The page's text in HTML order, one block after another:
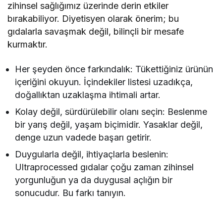
zihinsel sağlığımız üzerinde derin etkiler
bırakabiliyor. Diyetisyen olarak önerim; bu
gıdalarla savaşmak değil, bilinçli bir mesafe
kurmaktır.
Her şeyden önce farkındalık: Tükettiğiniz ürünün
içeriğini okuyun. İçindekiler listesi uzadıkça,
doğallıktan uzaklaşma ihtimali artar.
Kolay değil, sürdürülebilir olanı seçin: Beslenme
bir yarış değil, yaşam biçimidir. Yasaklar değil,
denge uzun vadede başarı getirir.
Duygularla değil, ihtiyaçlarla beslenin:
Ultraprocessed gıdalar çoğu zaman zihinsel
yorgunluğun ya da duygusal açlığın bir
sonucudur. Bu farkı tanıyın.